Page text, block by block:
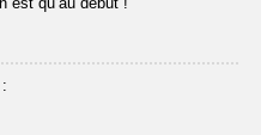
: